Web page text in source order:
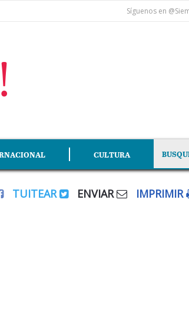
Síguenos en
CULTURA
TUITEAR ENVIAR IMPRIMIR